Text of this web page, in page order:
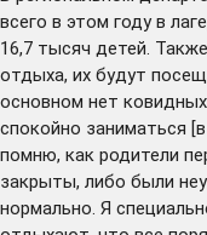
всего в этом году в
16,7 тысяч детей.
отдыха, их будут
основном нет
спокойно заниматься
помню, как родители
закрыты, либо были
нормально. Я